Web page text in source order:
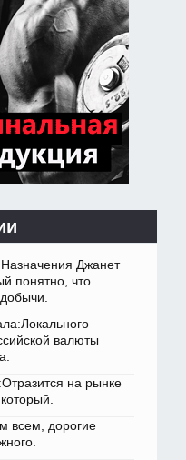
Джанет
понятно, что
валюты
на рынке
всем, дорогие